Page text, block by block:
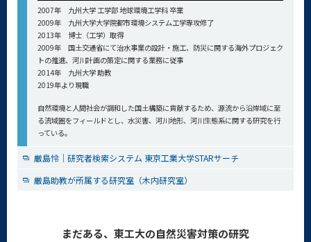
2007年 九州大学 工学部 地球環境工学科 卒業
2009年 九州大学大学院都市環境システム工学専攻修了
2013年 博士（工学）取得
2009年 国土交通省にて治水事業の設計・施工、防災に関する海外プロジェク
トの推進、河川計画の策定に関する業務に従事
2014年 九州大学 助教
2019年より現職
自然環境と人間社会が調和した国土構築に貢献するため、源流から沿岸域に至
る流域圏をフィールドとし、水災害、河川地形、河川生態系に関する研究を行
っている。
厳島怜｜研究者検索システム 東京工業大学STARサーチ
厳島助教が所属する研究室（木内研究室）
まだある、東工大の自然災害対策の研究